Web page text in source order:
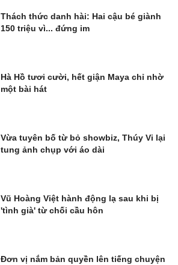
Thách thức danh hài: Hai cậu bé giành
150 triệu vì... đứng im
Hà Hồ tươi cười, hết giận Maya chỉ nhờ
một bài hát
Vừa tuyên bố từ bỏ showbiz, Thúy Vi lại
tung ảnh chụp với áo dài
Vũ Hoàng Việt hành động lạ sau khi bị
'tình già' từ chối cầu hôn
Đơn vị nắm bản quyền lên tiếng chuyện